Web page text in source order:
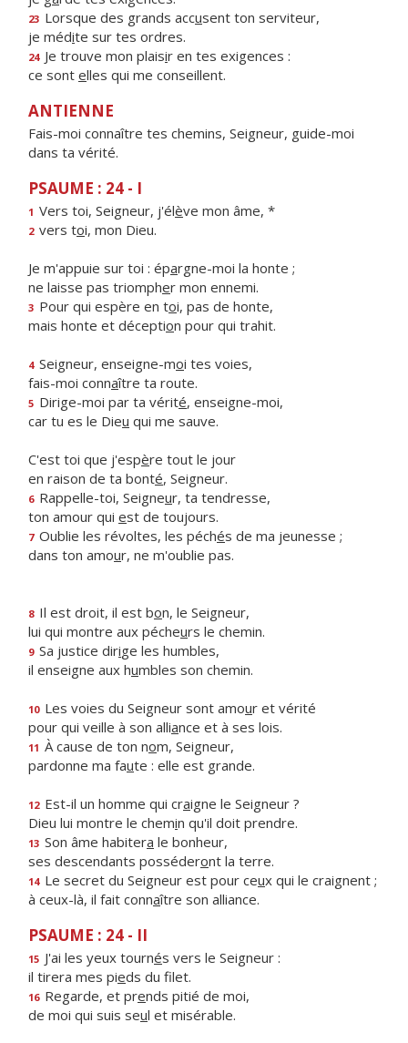
23 Lorsque des grands accusent ton serviteur,
je médite sur tes ordres.
24 Je trouve mon plaisir en tes exigences :
ce sont elles qui me conseillent.
ANTIENNE
Fais-moi connaître tes chemins, Seigneur, guide-moi
dans ta vérité.
PSAUME : 24 - I
1 Vers toi, Seigneur, j'élève mon âme, *
2 vers toi, mon Dieu.
Je m'appuie sur toi : épargne-moi la honte ;
ne laisse pas triompher mon ennemi.
3 Pour qui espère en toi, pas de honte,
mais honte et déception pour qui trahit.
4 Seigneur, enseigne-moi tes voies,
fais-moi connaître ta route.
5 Dirige-moi par ta vérité, enseigne-moi,
car tu es le Dieu qui me sauve.
C'est toi que j'espère tout le jour
en raison de ta bonté, Seigneur.
6 Rappelle-toi, Seigneur, ta tendresse,
ton amour qui est de toujours.
7 Oublie les révoltes, les péchés de ma jeunesse ;
dans ton amour, ne m'oublie pas.
8 Il est droit, il est bon, le Seigneur,
lui qui montre aux pécheurs le chemin.
9 Sa justice dirige les humbles,
il enseigne aux humbles son chemin.
10 Les voies du Seigneur sont amour et vérité
pour qui veille à son alliance et à ses lois.
11 À cause de ton nom, Seigneur,
pardonne ma faute : elle est grande.
12 Est-il un homme qui craigne le Seigneur ?
Dieu lui montre le chemin qu'il doit prendre.
13 Son âme habitera le bonheur,
ses descendants posséderont la terre.
14 Le secret du Seigneur est pour ceux qui le craignent ;
à ceux-là, il fait connaître son alliance.
PSAUME : 24 - II
15 J'ai les yeux tournés vers le Seigneur :
il tirera mes pieds du filet.
16 Regarde, et prends pitié de moi,
de moi qui suis seul et misérable.